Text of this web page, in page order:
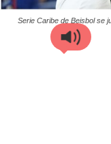
Serie Caribe de Beisbol se